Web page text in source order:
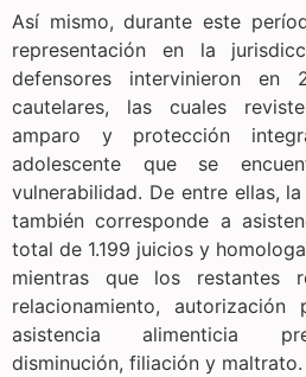
Así mismo, durante este
representación en la
defensores intervinieron en
cautelares, las cuales
amparo y protección
adolescente que se
vulnerabilidad. De entre ellas,
también corresponde a
total de 1.199 juicios y
mientras que los restantes
relacionamiento, autorización
asistencia alimenticia
disminución, filiación y maltrato.